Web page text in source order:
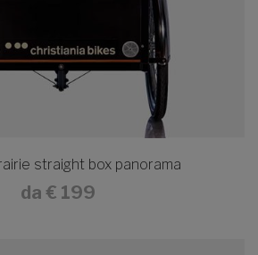
straight box panorama
da € 199